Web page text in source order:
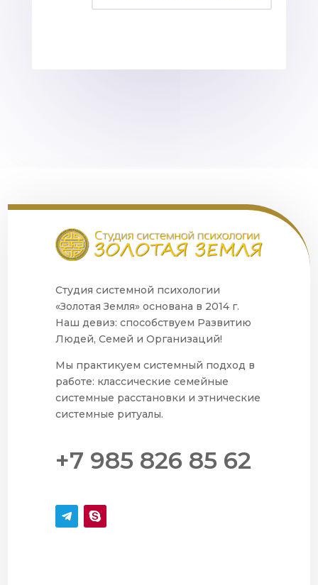
Студия системной психологии
«Золотая Земля» основана в 2014 г.
Наш девиз: способствуем Развитию
Людей, Семей и Организаций!
Мы практикуем системный подход в
работе: классические семейные
системные расстановки и этнические
системные ритуалы.
+7 985 826 85 62